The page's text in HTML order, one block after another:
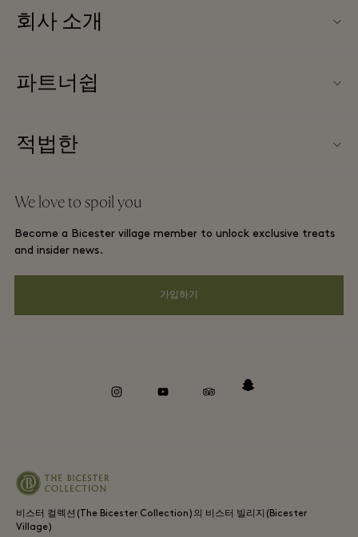
회사 소개
FAQ
Gift Card
커리어
앱 다운로드
Bicester Village (비스터 빌리지) 소개
파트너쉽
Partner offers
적법한
프리빌리지 약관
프라이버시 공지
We love to spoil you
Become a Bicester village member to unlock exclusive treats
and insider news.
가입하기
비스터 컬렉션(The Bicester Collection)의 비스터 빌리지(Bicester
Village)
instagramyoutube tripadvisorsnapchat